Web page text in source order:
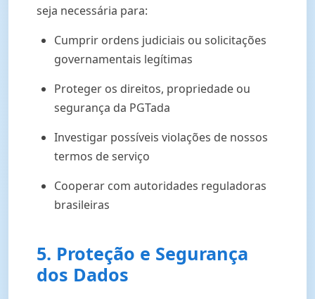
seja necessária para:
Cumprir ordens judiciais ou solicitações
governamentais legítimas
Proteger os direitos, propriedade ou
segurança da PGTada
Investigar possíveis violações de nossos
termos de serviço
Cooperar com autoridades reguladoras
brasileiras
5. Proteção e Segurança
dos Dados